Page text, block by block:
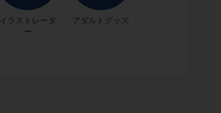
イラストレータ
ー
アダルトグッズ